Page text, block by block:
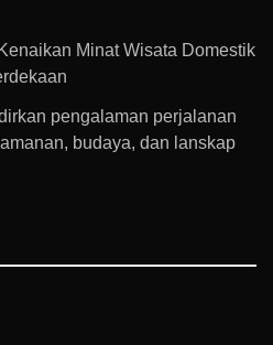
Minat Wisata Domestik
pengalaman perjalanan
budaya, dan lanskap